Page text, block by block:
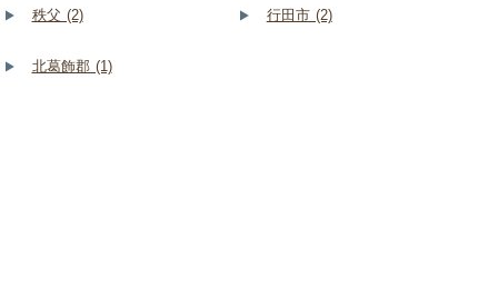
秩父 (2) 行田市 (2)
北葛飾郡 (1)